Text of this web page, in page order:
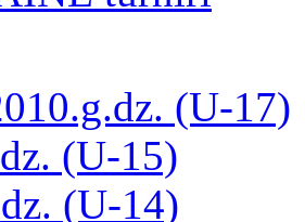
(U-17)
(U-15)
(U-14)